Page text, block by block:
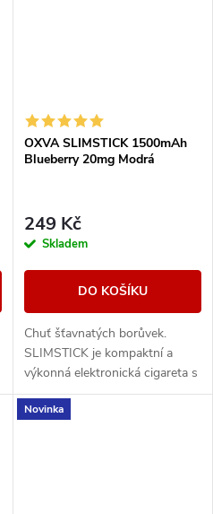
OXVA SLIMSTICK 1500mAh
Blueberry 20mg Modrá
249 Kč
Skladem
DO KOŠÍKU
Chuť šťavnatých borůvek.
SLIMSTICK je kompaktní a
výkonná elektronická cigareta s
předplněnou cartridgí o objemu
2ml.
Novinka